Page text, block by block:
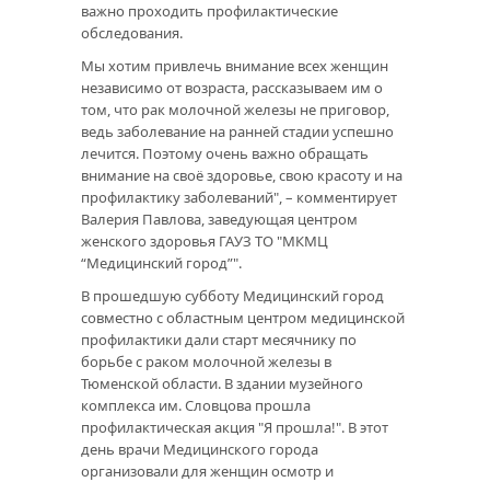
важно проходить профилактические
обследования.
Мы хотим привлечь внимание всех женщин
независимо от возраста, рассказываем им о
том, что рак молочной железы не приговор,
ведь заболевание на ранней стадии успешно
лечится. Поэтому очень важно обращать
внимание на своё здоровье, свою красоту и на
профилактику заболеваний", – комментирует
Валерия Павлова, заведующая центром
женского здоровья ГАУЗ ТО "МКМЦ
“Медицинский город”".
В прошедшую субботу Медицинский город
совместно с областным центром медицинской
профилактики дали старт месячнику по
борьбе с раком молочной железы в
Тюменской области. В здании музейного
комплекса им. Словцова прошла
профилактическая акция "Я прошла!". В этот
день врачи Медицинского города
организовали для женщин осмотр и